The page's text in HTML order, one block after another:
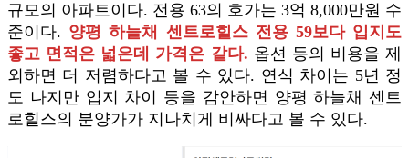
규모의 아파트이다. 전용 63의 호가는 3억 8,000만원 수
준이다. 양평 하늘채 센트로힐스 전용 59보다 입지도
좋고 면적은 넓은데 가격은 같다. 옵션 등의 비용을 제
외하면 더 저렴하다고 볼 수 있다. 연식 차이는 5년 정
도 나지만 입지 차이 등을 감안하면 양평 하늘채 센트
로힐스의 분양가가 지나치게 비싸다고 볼 수 있다.